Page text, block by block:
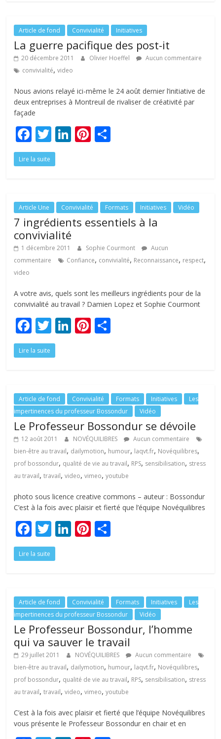
o
o
k
dI
n
st er
Article de fond Convivialité Initiatives
La guerre pacifique des post-it
20 décembre 2011 Olivier Hoeffel
Aucun commentaire
convivialité,video
Nous avions relayé ici-même le 24 août dernier l’initiative de
deux entreprises à Montreuil de rivaliser de créativité par
façade
F
ac
e
o
o
k
T
w
itt
Li
dI
n
Pi
st er
Lire la suite
Article Une Convivialité Formats Initiatives Vidéo
7 ingrédients essentiels à la
convivialité
1 décembre 2011 Sophie Courmont
Aucun
commentaire
Confiance, convivialité, Reconnaissance, respect,
video
A votre avis, quels sont les meilleurs ingrédients pour de la
convivialité au travail ? Damien Lopez et Sophie Courmont
F
ac
e
o
o
k
T
w
itt
Li
dI
n
Pi
st er
Lire la suite
Article de fond Convivialité Formats Initiatives
Les
impertinences du professeur Bossondur
Vidéo
Le Professeur Bossondur se dévoile
12 août 2011 NOVÉQUILIBRES
Aucun commentaire
bien-être au travail, dailymotion, humour, laqvt.fr, Novéquilibres,
prof bossondur, qualité de vie au travail, RPS, sensibilisation, stress
au travail,travail,video,vimeo,youtube
photo sous licence creative commons – auteur : Bossondur
C’est à la fois avec plaisir et fierté que l’équipe Novéquilibres
F
ac
e
o
o
k
T
w
itt
Li
dI
n
Pi
st er
Lire la suite
Article de fond Convivialité Formats Initiatives
Les
impertinences du professeur Bossondur
Vidéo
Le Professeur Bossondur, l’homme
qui va sauver le travail
29 juillet 2011 NOVÉQUILIBRES
Aucun commentaire
bien-être au travail, dailymotion, humour, laqvt.fr, Novéquilibres,
prof bossondur, qualité de vie au travail, RPS, sensibilisation, stress
au travail,travail,video,vimeo,youtube
C’est à la fois avec plaisir et fierté que l’équipe Novéquilibres
vous présente le Professeur Bossondur en chair et en